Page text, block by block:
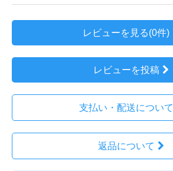
レビューを見る(0件)
レビューを投稿
支払い・配送について
返品について